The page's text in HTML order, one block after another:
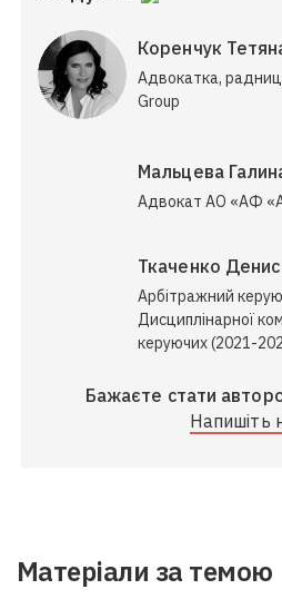
Коренчук
Адвокатка,
Group
Мальцева
Адвокат АО «АФ
Ткаченко Денис
Арбітражний
Дисциплінарної
керуючих (2021-
Бажаєте стати
Напишіть
Матеріали за темою